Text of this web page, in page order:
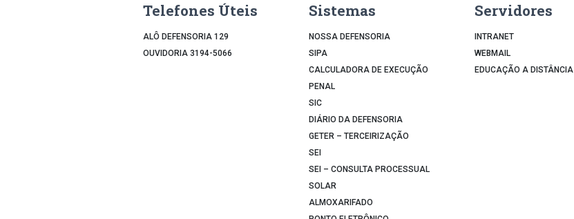
Telefones Úteis
ALÔ DEFENSORIA 129
OUVIDORIA 3194-5066
Sistemas
NOSSA DEFENSORIA
SIPA
CALCULADORA DE EXECUÇÃO
PENAL
SIC
DIÁRIO DA DEFENSORIA
GETER – TERCEIRIZAÇÃO
SEI
SEI – CONSULTA PROCESSUAL
SOLAR
ALMOXARIFADO
Servidores
INTRANET
WEBMAIL
EDUCAÇÃO A DISTÂNCIA